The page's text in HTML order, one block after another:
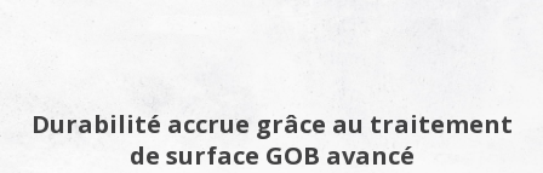
Durabilité accrue grâce au traitement
de surface GOB avancé